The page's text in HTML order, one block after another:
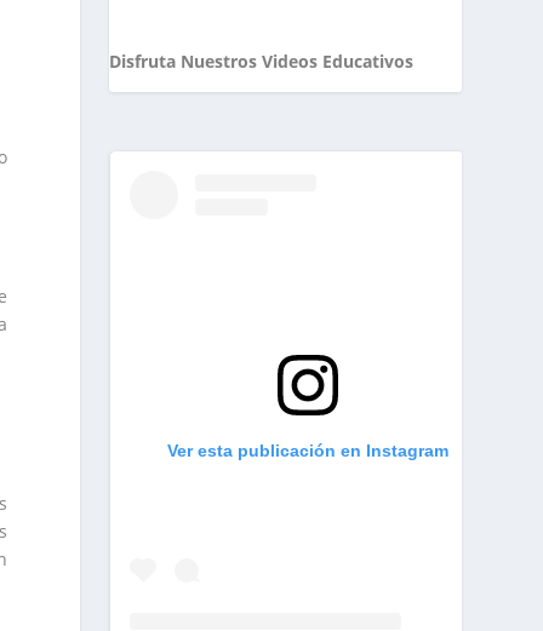
Disfruta Nuestros Videos Educativos
Ver esta publicación en Instagram